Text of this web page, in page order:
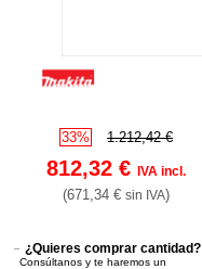
33% 1.212,42 €
812,32 €IVA incl.
(671,34 €sin IVA)
¿Quieres comprar cantidad?
Consúltanos y te haremos un